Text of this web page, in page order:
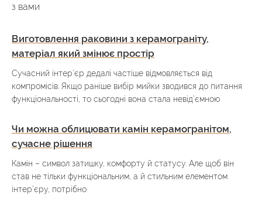
з вами
Виготовлення раковини з керамограніту,
матеріал який змінює простір
Сучасний інтер’єр дедалі частіше відмовляється від
компромісів. Якщо раніше вибір мийки зводився до питання
функціональності, то сьогодні вона стала невід’ємною
Чи можна облицювати камін керамогранітом,
сучасне рішення
Камін – символ затишку, комфорту й статусу. Але щоб він
став не тільки функціональним, а й стильним елементом
інтер’єру, потрібно